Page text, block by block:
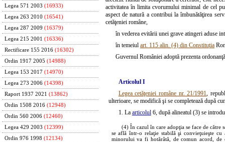
Legea 571 2003 (16933)
Legea 263 2010 (16541)
Legea 287 2009 (16379)
Legea 215 2001 (16336)
Rectificare 155 2016 (16302)
Ordin 1917 2005 (14988)
Legea 153 2017 (14970)
Legea 273 2006 (14398)
Raport 1937 2021 (13862)
Ordin 1508 2016 (12948)
Ordin 560 2006 (12460)
Legea 429 2003 (12399)
Ordin 976 1998 (12134)
activitatea în limita cvorumului minimal de cel
aspect de natură a contribui la îmbunătăţirea
cetăţeniei române,
în vederea evitării unei grave atingeri aduse
în temeiul art. 115 alin. (4) din Constituţia
Guvernul României adoptă prezenta
Articolul I
Legea cetăţeniei române nr. 21/1991,
ulterioare, se modifică şi se completează după
1. La articolul 6, după alineatul (3) se
(4) În cazul în care adopţia se face de către
se află într-o relaţie stabilă şi convieţuieşte
minorului va fi hotărâtă, de comun acord, de